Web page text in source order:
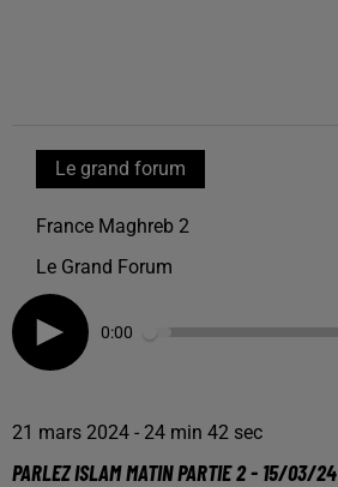
Le grand forum
France Maghreb 2
Le Grand Forum
0:00
21 mars 2024 - 24 min 42 sec
PARLEZ ISLAM MATIN PARTIE 2 - 15/03/24